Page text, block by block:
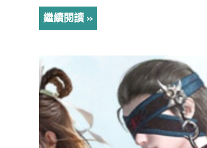
繼續閱讀